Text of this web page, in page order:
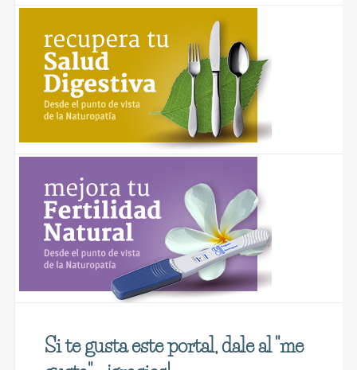
Si te gusta este portal, dale al "me